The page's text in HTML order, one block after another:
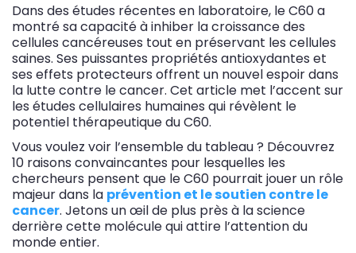
Dans des études récentes en laboratoire, le C60 a
montré sa capacité à inhiber la croissance des
cellules cancéreuses tout en préservant les cellules
saines. Ses puissantes propriétés antioxydantes et
ses effets protecteurs offrent un nouvel espoir dans
la lutte contre le cancer. Cet article met l’accent sur
les études cellulaires humaines qui révèlent le
potentiel thérapeutique du C60.
Vous voulez voir l’ensemble du tableau ? Découvrez
10 raisons convaincantes pour lesquelles les
chercheurs pensent que le C60 pourrait jouer un rôle
majeur dans la prévention et le soutien contre le
cancer. Jetons un œil de plus près à la science
derrière cette molécule qui attire l’attention du
monde entier.